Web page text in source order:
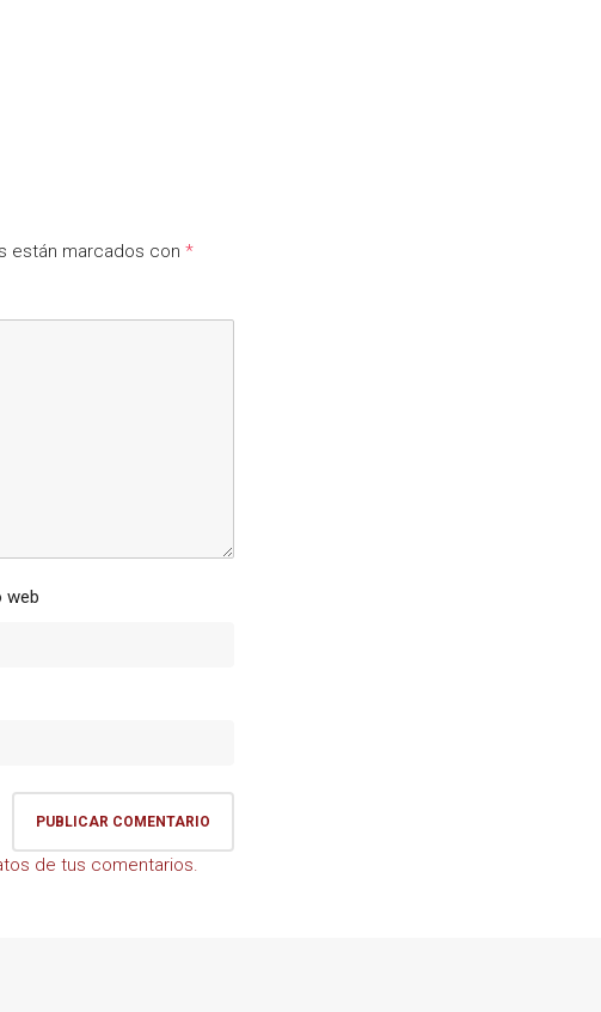
están marcados con *
web
de tus comentarios.